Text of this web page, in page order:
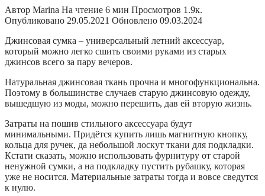
Автор Marina На чтение 6 мин Просмотров 1.9к.
Опубликовано 29.05.2021 Обновлено 09.03.2024
Джинсовая сумка – универсальный летний аксессуар,
который можно легко сшить своими руками из старых
джинсов всего за пару вечеров.
Натуральная джинсовая ткань прочна и многофункциональна.
Поэтому в большинстве случаев старую джинсовую одежду,
вышедшую из моды, можно перешить, дав ей вторую жизнь.
Затраты на пошив стильного аксессуара будут
минимальными. Придётся купить лишь магнитную кнопку,
кольца для ручек, да небольшой лоскут ткани для подкладки.
Кстати сказать, можно использовать фурнитуру от старой
ненужной сумки, а на подкладку пустить рубашку, которая
уже не носится. Материальные затраты тогда и вовсе сведутся
к нулю.